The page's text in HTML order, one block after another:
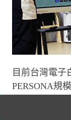
目前台灣電子
PERSONA規